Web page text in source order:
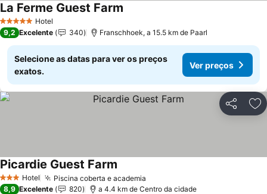
5 Estrelas Hotel
La Ferme Guest Farm
9,2 Excelente 340 Franschhoek, a 15.5 km de Paarl
Selecione as datas para ver os preços
exatos.
Ver preços
Partilhar
3 EstrelasHotel Piscina coberta e academia
Picardie Guest Farm
8,9 Excelente 820 a 4.4 km de Centro da cidade